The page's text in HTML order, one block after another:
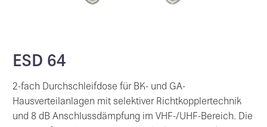
ESD 64
2-fach Durchschleifdose für BK- und GA-
Hausverteilanlagen mit selektiver Richtkopplertechnik
und 8 dB Anschlussdämpfung im VHF-/UHF-Bereich. Die